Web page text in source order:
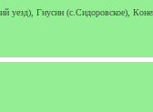
Гнусин (с.Сидоровское),